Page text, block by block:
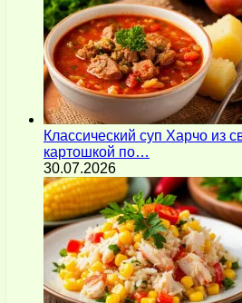
Классический суп Харчо из
картошкой по…
30.07.2026